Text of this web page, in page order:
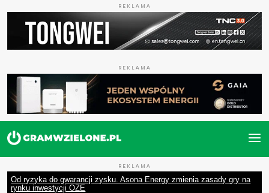
REKLAMA
REKLAMA
REKLAMA
Od ryzyka do gwarancji zysku. Asona Energy zmienia zasady gry na
rynku inwestycji OZE